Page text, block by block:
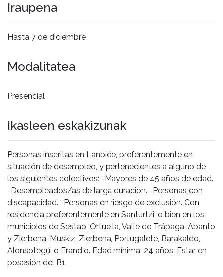
Iraupena
Hasta 7 de diciembre
Modalitatea
Presencial
Ikasleen eskakizunak
Personas inscritas en Lanbide, preferentemente en
situación de desempleo, y pertenecientes a alguno de
los siguientes colectivos: -Mayores de 45 años de edad.
-Desempleados/as de larga duración. -Personas con
discapacidad. -Personas en riesgo de exclusión. Con
residencia preferentemente en Santurtzi, o bien en los
municipios de Sestao, Ortuella, Valle de Trápaga, Abanto
y Zierbena, Muskiz, Zierbena, Portugalete, Barakaldo,
Alonsotegui o Erandio. Edad mínima: 24 años. Estar en
posesión del B1.